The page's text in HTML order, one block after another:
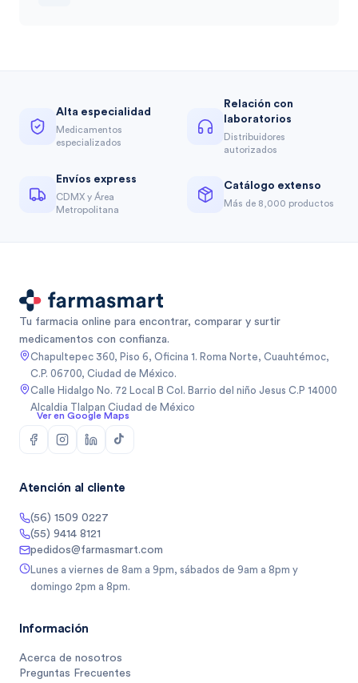
Alta especialidad
Medicamentos
especializados
Relación con
laboratorios
Distribuidores
autorizados
Envíos express
CDMX y Área
Metropolitana
Catálogo extenso
Más de 8,000 productos
Tu farmacia online para encontrar, comparar y surtir
medicamentos con confianza.
Chapultepec 360, Piso 6, Oficina 1. Roma Norte, Cuauhtémoc,
C.P. 06700, Ciudad de México.
Calle Hidalgo No. 72 Local B Col. Barrio del niño Jesus C.P 14000
Alcaldia Tlalpan Ciudad de México
Ver en Google Maps
Atención al cliente
(56) 1509 0227
(55) 9414 8121
pedidos@farmasmart.com
Lunes a viernes de 8am a 9pm, sábados de 9am a 8pm y
domingo 2pm a 8pm.
Información
Acerca de nosotros
Preguntas Frecuentes